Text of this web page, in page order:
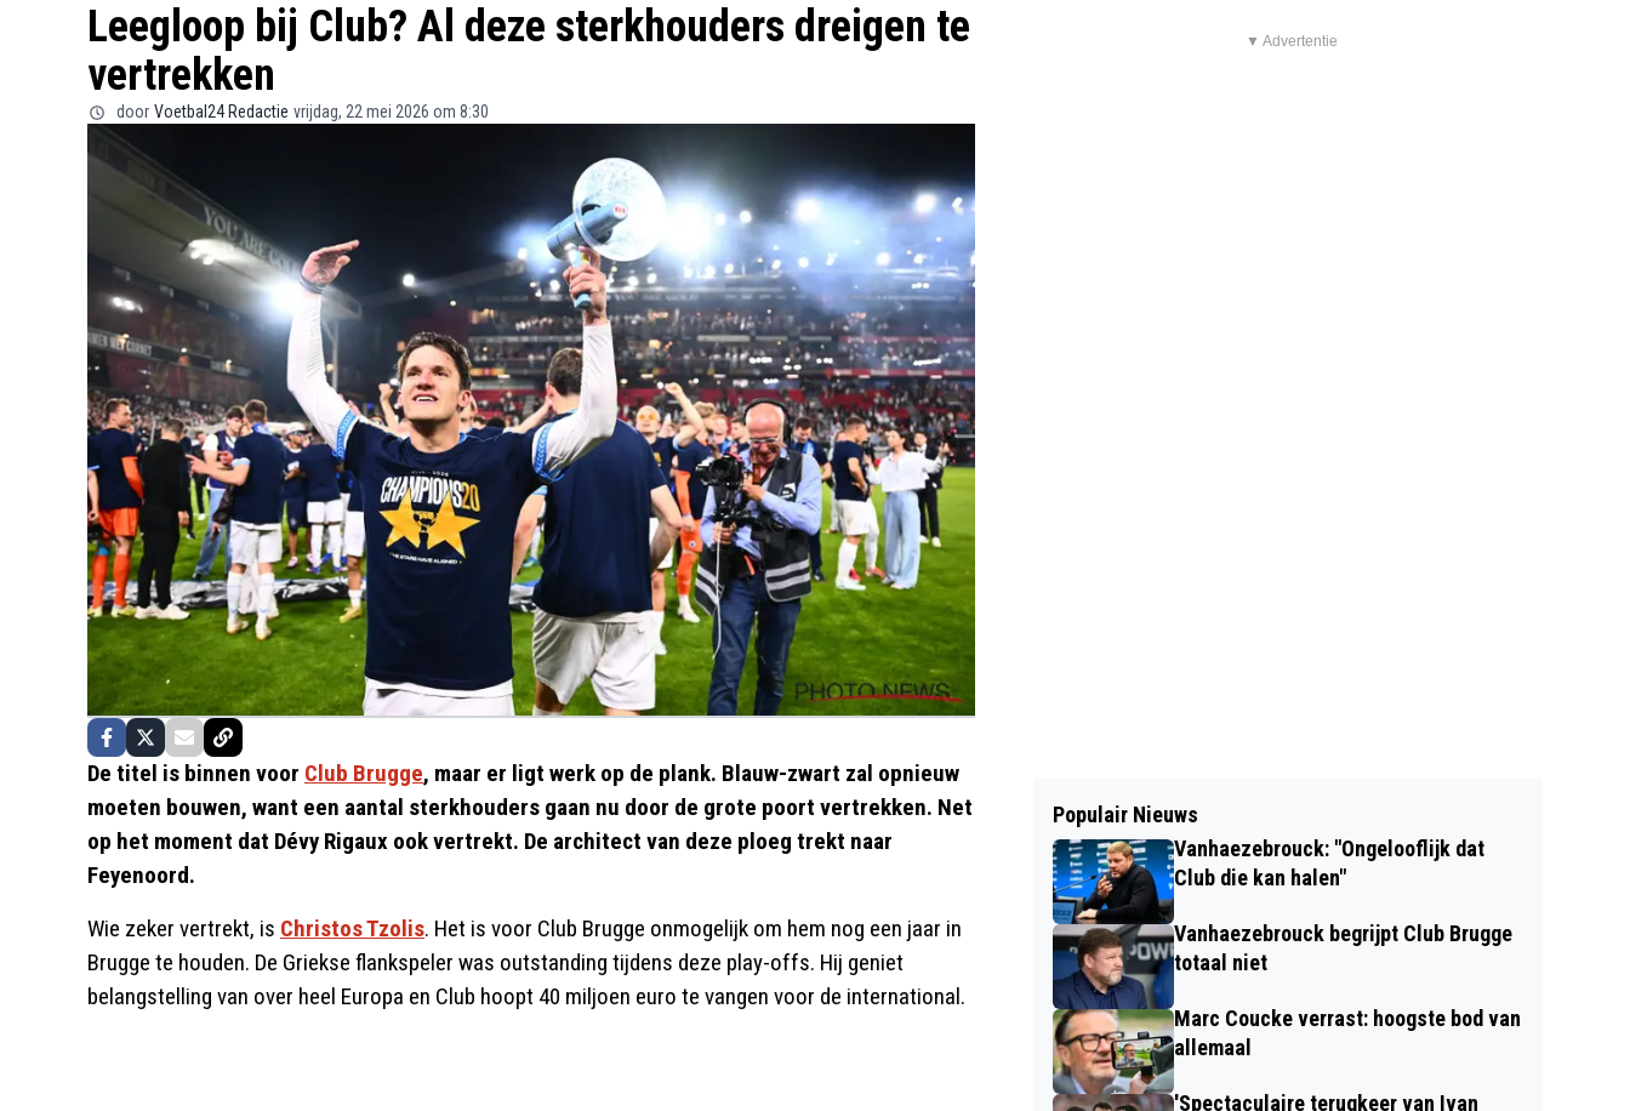
Leegloop bij Club? Al deze sterkhouders dreigen te
vertrekken
door Voetbal24 Redactie vrijdag, 22 mei 2026 om 8:30
De titel is binnen voor Club Brugge, maar er ligt werk op de plank. Blauw-zwart zal opnieuw
moeten bouwen, want een aantal sterkhouders gaan nu door de grote poort vertrekken. Net
op het moment dat Dévy Rigaux ook vertrekt. De architect van deze ploeg trekt naar
Feyenoord.
Wie zeker vertrekt, is Christos Tzolis. Het is voor Club Brugge onmogelijk om hem nog een jaar in
Brugge te houden. De Griekse flankspeler was outstanding tijdens deze play-offs. Hij geniet
belangstelling van over heel Europa en Club hoopt 40 miljoen euro te vangen voor de international.
▼ Advertentie
Populair Nieuws
Vanhaezebrouck: "Ongelooflijk dat
Club die kan halen"
Vanhaezebrouck begrijpt Club Brugge
totaal niet
Marc Coucke verrast: hoogste bod van
allemaal
'Spectaculaire terugkeer van Ivan